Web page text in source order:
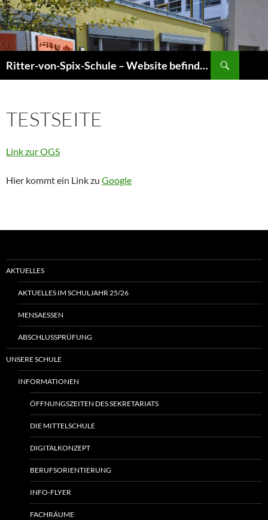
Zum
Inhalt
springen
Ritter-von-Spix-Schule – Website befindet sich gerade im Umbau! Informationen sind jedoch aktuell!
TESTSEITE
Link zur OGS
Hier kommt ein Link zu Google
AKTUELLES
AKTUELLES IM SCHULJAHR 25/26
MENSAESSEN
ABSCHLUSSPRÜFUNG
UNSERE SCHULE
INFORMATIONEN
ÖFFNUNGSZEITEN DES SEKRETARIATS
DIE MITTELSCHULE
DIGITALKONZEPT
BERUFSORIENTIERUNG
INFO-FLYER
FACHRÄUME